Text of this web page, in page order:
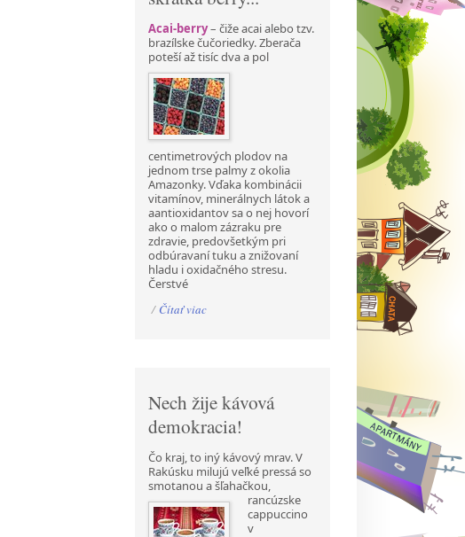
Acai-berry– čiže acai alebo tzv.
brazílske čučoriedky. Zberača
poteší až tisíc dva a pol
centimetrových plodov na
jednom trse palmy z okolia
Amazonky. Vďaka kombinácii
vitamínov, minerálnych látok a
aantioxidantov sa o nej hovorí
ako o malom zázraku pre
zdravie, predovšetkým pri
odbúravaní tuku a znižovaní
hladu i oxidačného stresu.
Čerstvé
/ Čítať viac
Nech žije kávová
demokracia!
Čo kraj, to iný kávový mrav. V
Rakúsku milujú veľké pressá so
smotanou a šľahačkou,
rancúzske
cappuccino
v